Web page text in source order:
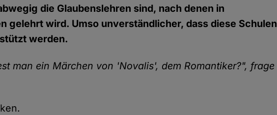
die Glaubenslehren sind, nach denen in
gelehrt wird. Umso unverständlicher, dass diese Schulen
werden.
man ein Märchen von 'Novalis', dem Romantiker?", frage